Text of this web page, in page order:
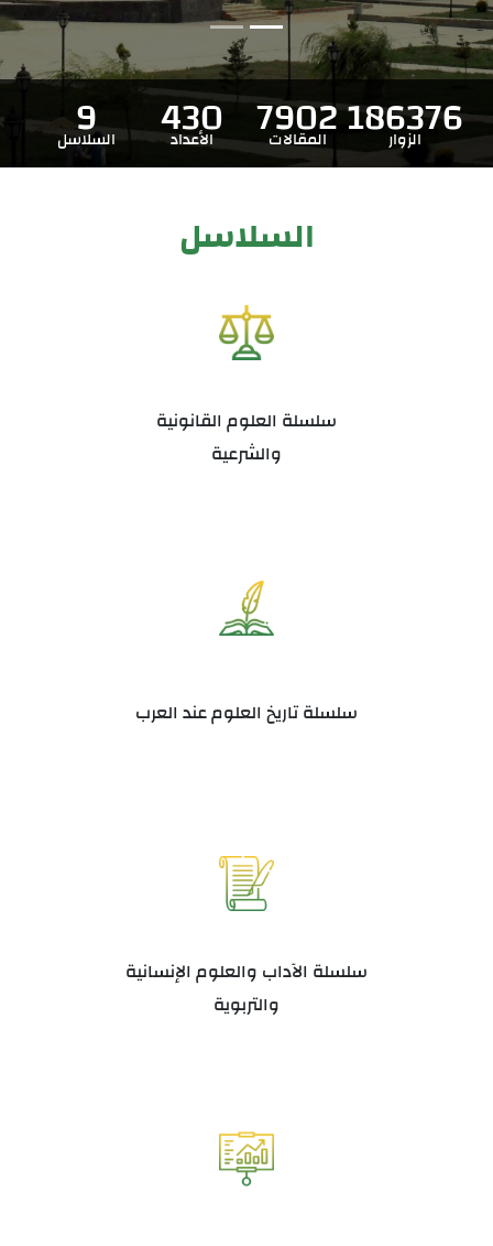
186376
الزوار 7902
المقالات 430
الأعداد 9
السلاسل
السلاسل
سلسلة العلوم القانونية
والشرعية
سلسلة تاريخ العلوم عند العرب
سلسلة الآداب والعلوم الإنسانية
والتربوية